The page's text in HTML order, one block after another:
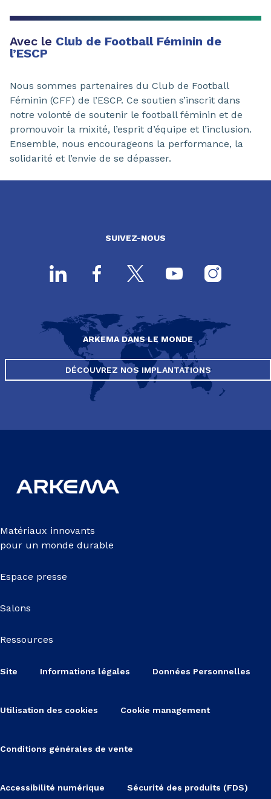
Avec le Club de Football Féminin de
l’ESCP
Nous sommes partenaires du Club de Football
Féminin (CFF) de l’ESCP. Ce soutien s’inscrit dans
notre volonté de soutenir le football féminin et de
promouvoir la mixité, l’esprit d’équipe et l’inclusion.
Ensemble, nous encourageons la performance, la
solidarité et l’envie de se dépasser.
SUIVEZ-NOUS
ARKEMA DANS LE MONDE
DÉCOUVREZ NOS IMPLANTATIONS
Matériaux innovants
pour un monde durable
Espace presse
Salons
Ressources
Site Informations légales Données Personnelles
Utilisation des cookies Cookie management
Conditions générales de vente
Accessibilité numérique Sécurité des produits (FDS)